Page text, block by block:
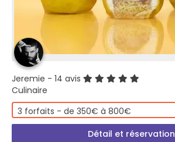
Jeremie - 14 avis
Culinaire
3 forfaits - de 350€ à 800€
Détail et réservation